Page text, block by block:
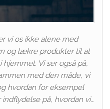
vi os ikke alene med
og lækre produkter til at
Vi ser også på,
med den måde, vi
hvordan for eksempel
på, hvordan vi…